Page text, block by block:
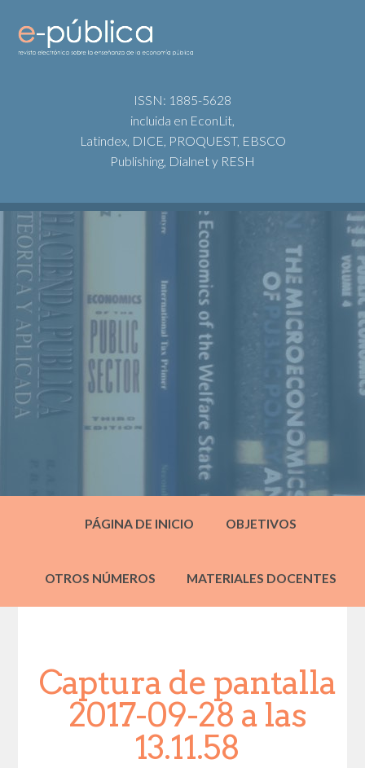
ISSN: 1885-5628
incluida en EconLit,
Latindex, DICE, PROQUEST, EBSCO
Publishing, Dialnet y RESH
PÁGINA DE INICIO OBJETIVOS
OTROS NÚMEROS MATERIALES DOCENTES
Captura de pantalla
2017-09-28 a las
13.11.58